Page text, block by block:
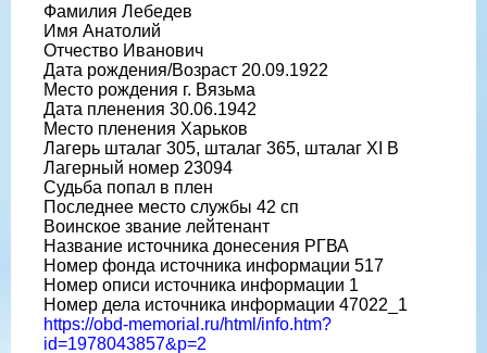
Фамилия Лебедев
Имя Анатолий
Отчество Иванович
Дата рождения/Возраст 20.09.1922
Место рождения г. Вязьма
Дата пленения 30.06.1942
Место пленения Харьков
Лагерь шталаг 305, шталаг 365, шталаг XI B
Лагерный номер 23094
Судьба попал в плен
Последнее место службы 42 сп
Воинское звание лейтенант
Название источника донесения РГВА
Номер фонда источника информации 517
Номер описи источника информации 1
Номер дела источника информации 47022_1
https://obd-memorial.ru/html/info.htm?
id=1978043857&p=2